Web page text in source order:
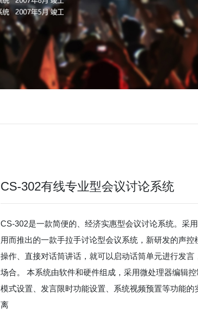
CS-302有线专业型会议讨论系统
CS-302是一款简便的、经济实惠型会议讨论系统。采
用而推出的一款手拉手讨论型会议系统，新研发的声
操作、直接对话筒讲话，就可以启动话筒单元进行发
场合。 本系统由软件和硬件组成，采用微处理器编辑
模式设置、发言限时功能设置、系统视频预置等功能
离